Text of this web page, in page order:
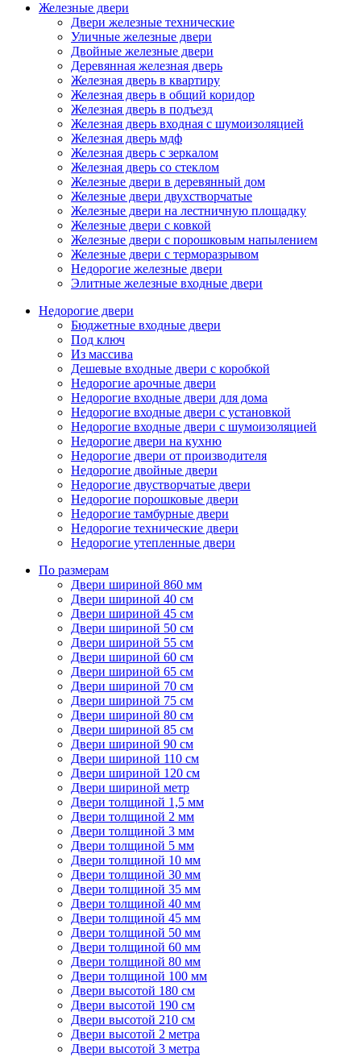
Железные двери
Двери железные технические
Уличные железные двери
Двойные железные двери
Деревянная железная дверь
Железная дверь в квартиру
Железная дверь в общий коридор
Железная дверь в подъезд
Железная дверь входная с шумоизоляцией
Железная дверь мдф
Железная дверь с зеркалом
Железная дверь со стеклом
Железные двери в деревянный дом
Железные двери двухстворчатые
Железные двери на лестничную площадку
Железные двери с ковкой
Железные двери с порошковым напылением
Железные двери с терморазрывом
Недорогие железные двери
Элитные железные входные двери
Недорогие двери
Бюджетные входные двери
Под ключ
Из массива
Дешевые входные двери с коробкой
Недорогие арочные двери
Недорогие входные двери для дома
Недорогие входные двери с установкой
Недорогие входные двери с шумоизоляцией
Недорогие двери на кухню
Недорогие двери от производителя
Недорогие двойные двери
Недорогие двустворчатые двери
Недорогие порошковые двери
Недорогие тамбурные двери
Недорогие технические двери
Недорогие утепленные двери
По размерам
Двери шириной 860 мм
Двери шириной 40 см
Двери шириной 45 см
Двери шириной 50 см
Двери шириной 55 см
Двери шириной 60 см
Двери шириной 65 см
Двери шириной 70 см
Двери шириной 75 см
Двери шириной 80 см
Двери шириной 85 см
Двери шириной 90 см
Двери шириной 110 см
Двери шириной 120 см
Двери шириной метр
Двери толщиной 1,5 мм
Двери толщиной 2 мм
Двери толщиной 3 мм
Двери толщиной 5 мм
Двери толщиной 10 мм
Двери толщиной 30 мм
Двери толщиной 35 мм
Двери толщиной 40 мм
Двери толщиной 45 мм
Двери толщиной 50 мм
Двери толщиной 60 мм
Двери толщиной 80 мм
Двери толщиной 100 мм
Двери высотой 180 см
Двери высотой 190 см
Двери высотой 210 см
Двери высотой 2 метра
Двери высотой 3 метра